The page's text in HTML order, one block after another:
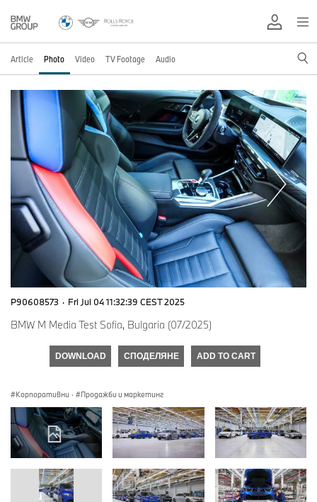
Article Photo Video TV Footage Audio
P90608573 · Fri Jul 04 11:32:39 CEST 2025
BMW M Media Test Sofia, Bulgaria (07/2025)
DOWNLOAD СПОДЕЛЯНЕ ADD TO CART
Корпоративни · Продажби и маркетинг